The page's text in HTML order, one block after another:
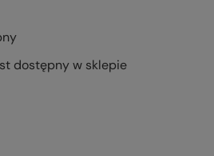
dostępny w sklepie